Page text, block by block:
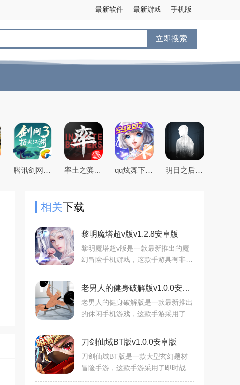
手机版
最新游戏
最新软件
立即搜索
腾讯剑网3指尖江湖手游 率土之滨手游下载2026最新版本 qq炫舞下载2026最新版 明日之后官方手游版
相关下载
黎明魔塔超v版v1.2.8安卓版
黎明魔塔超v版是一款最新推出的魔
幻冒险手机游戏，这款手游具有非常
自由的选择自己的角色和职业，在这
个魔幻大陆上自由的冒险。
老男人的健身破解版v1.0.0安卓版
老男人的健身破解版是一款最新推出
的休闲手机游戏，这款手游采用了非
游戏画风设置，游戏中玩家经营这一
家健身俱乐部，你需
刀剑仙域BT版v1.0.0安卓版
刀剑仙域BT版是一款大型玄幻题材
冒险手游，这款手游采用了即时战斗